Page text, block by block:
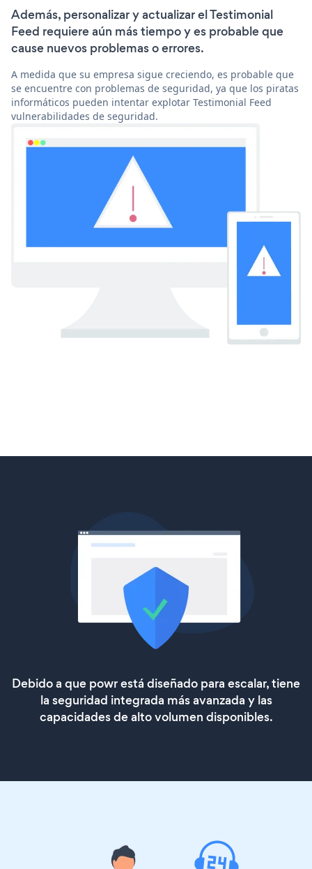
Además, personalizar y actualizar el Testimonial
Feed requiere aún más tiempo y es probable que
cause nuevos problemas o errores.
A medida que su empresa sigue creciendo, es probable que
se encuentre con problemas de seguridad, ya que los piratas
informáticos pueden intentar explotar Testimonial Feed
vulnerabilidades de seguridad.
Debido a que powr está diseñado para escalar, tiene
la seguridad integrada más avanzada y las
capacidades de alto volumen disponibles.